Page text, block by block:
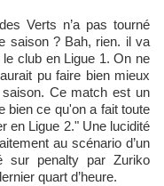
Verts n’a pas tourné
saison ? Bah, rien. il va
club en Ligue 1. On ne
pu faire bien mieux
Ce match est un
bien ce qu'on a fait toute
en Ligue 2." Une lucidité
au scénario d’un
sur penalty par Zuriko
quart d’heure.